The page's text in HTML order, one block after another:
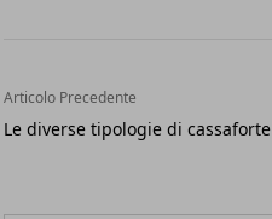
Articolo Precedente
Le diverse tipologie di cassaforte